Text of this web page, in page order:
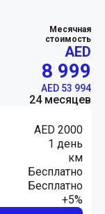
Месячная
стоимость
AED
8 999
AED 53 994
24 месяцев
AED 2000
1 день
км
Бесплатно
Бесплатно
+5%